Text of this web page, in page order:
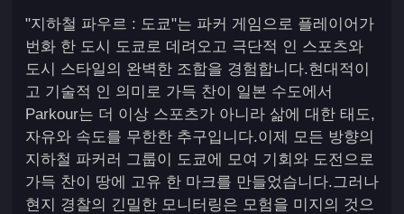
"지하철 파우르 : 도쿄"는 파커 게임으로 플레이어가
번화 한 도시 도쿄로 데려오고 극단적 인 스포츠와
도시 스타일의 완벽한 조합을 경험합니다.현대적이
고 기술적 인 의미로 가득 찬이 일본 수도에서
Parkour는 더 이상 스포츠가 아니라 삶에 대한 태도,
자유와 속도를 무한한 추구입니다.이제 모든 방향의
지하철 파커러 그룹이 도쿄에 모여 기회와 도전으로
가득 찬이 땅에 고유 한 마크를 만들었습니다.그러나
현지 경찰의 긴밀한 모니터링은 모험을 미지의 것으